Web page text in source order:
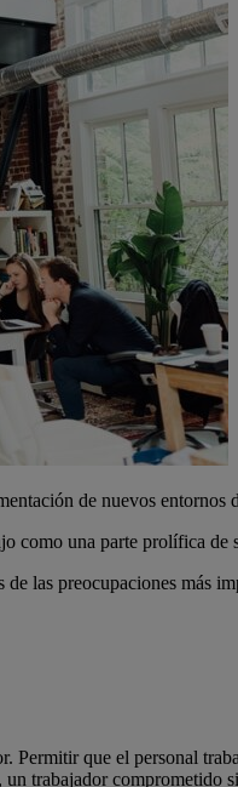
de nuevos entornos
como una parte prolífica de
las preocupaciones más
Permitir que el personal
trabajador comprometido